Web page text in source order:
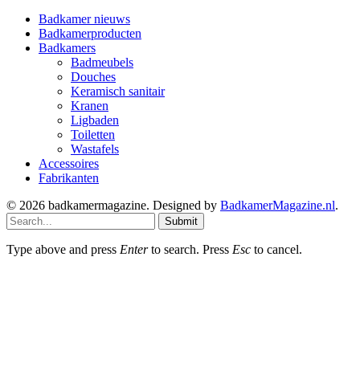
Badkamer nieuws
Badkamerproducten
Badkamers
Badmeubels
Douches
Keramisch sanitair
Kranen
Ligbaden
Toiletten
Wastafels
Accessoires
Fabrikanten
© 2026 badkamermagazine. Designed by BadkamerMagazine.nl.
Submit
Type above and press Enterto search. Press Esc to cancel.